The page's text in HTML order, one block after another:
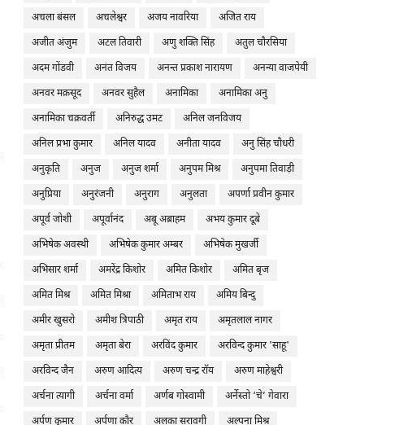
अचला बंसल
अचलेश्वर अजय नावरिया
अजित राय
अजीत अंजुम
अटल तिवारी अणु शक्ति सिंह
अतुल चौरसिया
अदम गोंडवी
अनंत विजय अनन्त प्रकाश नारायण
अनन्या वाजपेयी
अनवर मक़सूद
अनवर सुहैल अनामिका
अनामिका अनु
अनामिका चक्रवर्ती
अनिरुद्ध उमट
अनिल जनविजय
अनिल प्रभा कुमार
अनिल यादव अनीता यादव
अनु सिंह चौधरी
अनुकृति
अनुज अनुज शर्मा अनुपम मिश्र
अनुपमा तिवाड़ी
अनुप्रिया
अनुरंजनी अनुराग अनुलता
अपर्णा प्रवीन कुमार
अपूर्व जोशी
अपूर्वानंद अबू अब्राहम
अभय कुमार दूबे
अभिषेक अवस्थी
अभिषेक कुमार अम्बर
अभिषेक मुखर्जी
अभिसार शर्मा
अमरेंद्र किशोर अमित किशोर
अमित बृज
अमित मिश्र
अमित मिश्रा अमिताभ राय
अमिय बिन्दु
अमीर खुसरो
अमीश त्रिपाठी अमृत राय
अमृतलाल नागर
अमृता प्रीतम
अमृता बेरा अरविंद कुमार
अरविन्द कुमार 'साहू'
अरविन्द जैन
अरुण आदित्य अरुण चन्द्र रॉय
अरुण माहेश्वरी
अर्चना त्यागी
अर्चना वर्मा अर्णब गोस्वामी
अर्नेस्तो ‘चे’ गेवारा
अर्पण कुमार
अर्पणा कौर अलका सरावगी अल्पना मिश्र